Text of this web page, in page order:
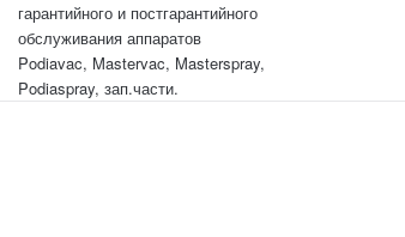
гарантийного и постгарантийного
обслуживания аппаратов
Podiavac, Mastervac, Masterspray,
Podiaspray, зап.части.